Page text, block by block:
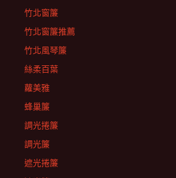
竹北窗簾
竹北窗簾推薦
竹北風琴簾
絲柔百葉
蘿美雅
蜂巢簾
調光捲簾
調光簾
遮光捲簾